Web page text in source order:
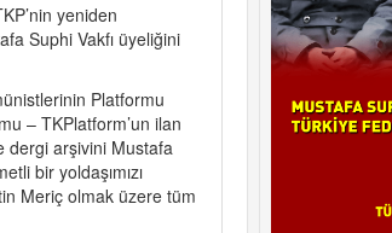
yeniden
Suphi Vakfı üyeliğini
Platformu
– TKPlatform’un ilan
dergi arşivini Mustafa
bir yoldaşımızı
Meriç olmak üzere tüm